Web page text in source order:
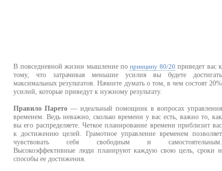
В повседневной жизни мышление попринципу 80/20 приведет вас к
тому, что затрачивая меньшие усилия вы будете достигать
максимальных результатов. Начните думать о том, в чем состоят 20%
усилий, которые приведут к нужному результату.
Правило Парето — идеальный помощник в вопросах управления
временем. Ведь неважно, сколько времени у вас есть, важно то, как
вы его распределяете. Четкое планирование времени приблизит вас
к достижению целей. Грамотное управление временем позволяет
чувствовать себя свободным и самостоятельным.
Высокоэффективные люди планируют каждую свою цель, сроки и
способы ее достижения.